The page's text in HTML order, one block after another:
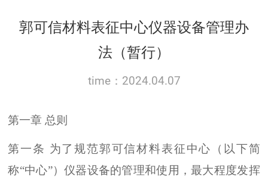
郭可信材料表征中心仪器设备管理办
法（暂行）
time：2024.04.07
第一章 总则
第一条 为了规范郭可信材料表征中心（以下简
称“中心”）仪器设备的管理和使用，最大程度发挥